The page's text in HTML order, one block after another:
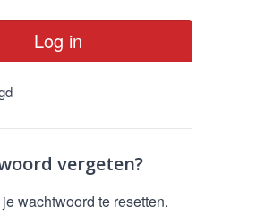
Log in
vergeten?
wachtwoord te resetten.